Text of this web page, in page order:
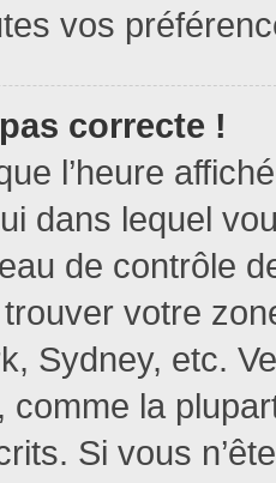
vos
correcte !
l’heure
dans lequel
de contrôle
votre
Sydney, etc.
la
Si vous